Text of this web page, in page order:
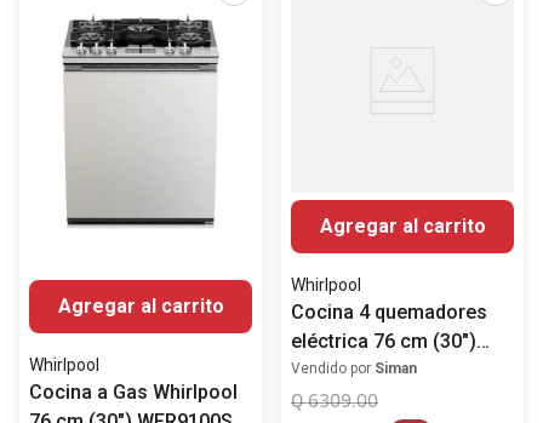
Agregar al carrito
Whirlpool
Cocina a Gas Whirlpool
Agregar al carrito
Whirlpool
Cocina 4 quemadores
eléctrica 76 cm (30")
LWFRE1330D Whirlpool
Vendido por Siman
Q 6309.00